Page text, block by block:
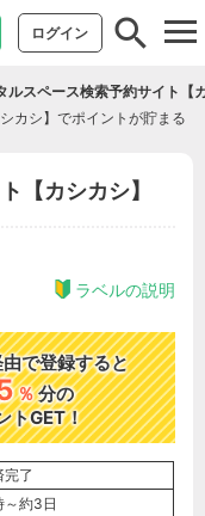
ログイン
ルスペース検索予約サイト【
カシ】でポイントが貯まる
【カシカシ】
ラベルの説明
で登録すると
％分の
トGET！
完了
～約3日